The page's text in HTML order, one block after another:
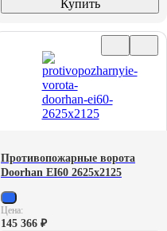
Купить
Противопожарные ворота
Doorhan EI60 2625х2125
Цена:
145 366 ₽